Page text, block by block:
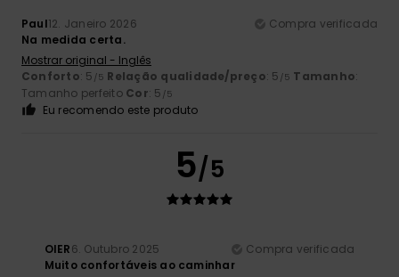
Paul12. Janeiro 2026
Compra verificada
Na medida certa.
Mostrar original - Inglês
Conforto: 5 /5 Relação qualidade/preço: 5 /5 Tamanho:
Tamanho perfeito Cor: 5 /5
Eu recomendo este produto
5/5
OIER6. Outubro 2025
Compra verificada
Muito confortáveis ao caminhar